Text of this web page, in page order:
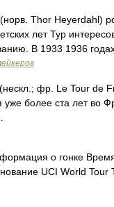
Thor Heyerdahl)
лет Тур
В 1933 1936
фр. Le Tour de
более ста лет во
о гонке Время
UCI World Tour